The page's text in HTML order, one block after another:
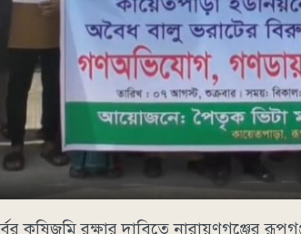
কৃষিজমি রক্ষার দাবিতে নারায়ণগঞ্জের